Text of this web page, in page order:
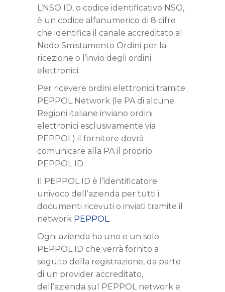
L’NSO ID, o codice identificativo NSO,
è un codice alfanumerico di 8 cifre
che identifica il canale accreditato al
Nodo Smistamento Ordini per la
ricezione o l’invio degli ordini
elettronici.
Per ricevere ordini elettronici tramite
PEPPOL Network (le PA di alcune
Regioni italiane inviano ordini
elettronici esclusivamente via
PEPPOL) il fornitore dovrà
comunicare alla PA il proprio
PEPPOL ID.
Il PEPPOL ID è l’identificatore
univoco dell’azienda per tutti i
documenti ricevuti o inviati tramite il
network PEPPOL.
Ogni azienda ha uno e un solo
PEPPOL ID che verrà fornito a
seguito della registrazione, da parte
di un provider accreditato,
dell’azienda sul PEPPOL network e